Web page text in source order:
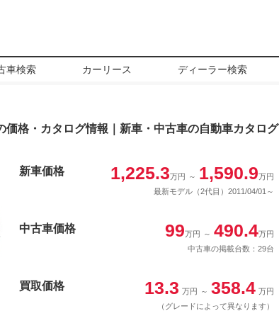
車検索 カーリース ディーラー検索
価格・カタログ情報｜新車・中古車の自動車カタログ
新車価格 1,225.3万円 ～ 1,590.9万円
最新モデル（2代目）2011/04/01～
中古車価格 99万円 ～ 490.4万円
中古車の掲載台数：29台
買取価格 13.3 万円 ～ 358.4 万円
（グレードによって異なります）